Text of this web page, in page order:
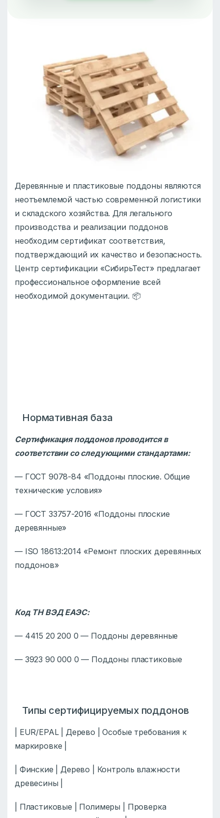
Деревянные и пластиковые поддоны являются
неотъемлемой частью современной логистики
и складского хозяйства. Для легального
производства и реализации поддонов
необходим сертификат соответствия,
подтверждающий их качество и безопасность.
Центр сертификации «СибирьТест» предлагает
профессиональное оформление всей
необходимой документации. 📦
Нормативная база
Сертификация поддонов проводится в
соответствии со следующими стандартами:
— ГОСТ 9078-84 «Поддоны плоские. Общие
технические условия»
— ГОСТ 33757-2016 «Поддоны плоские
деревянные»
— ISO 18613:2014 «Ремонт плоских деревянных
поддонов»
Код ТН ВЭД ЕАЭС:
— 4415 20 200 0 — Поддоны деревянные
— 3923 90 000 0 — Поддоны пластиковые
Типы сертифицируемых поддонов
| EUR/EPAL | Дерево | Особые требования к
маркировке |
| Финские | Дерево | Контроль влажности
древесины |
| Пластиковые | Полимеры | Проверка